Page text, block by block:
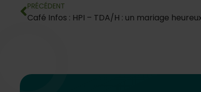
PRÉCÉDENT
Café Infos : HPI – TDA/H : un mariage